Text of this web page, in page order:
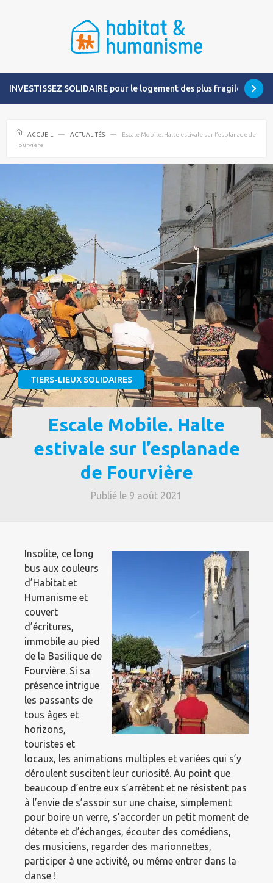
INVESTISSEZ SOLIDAIRE pour le logement des plus fragiles
ACCUEIL ACTUALITÉS
Escale Mobile. Halte estivale sur l’esplanade de
Fourvière
TIERS-LIEUX SOLIDAIRES
Escale Mobile. Halte
estivale sur l’esplanade
de Fourvière
Publié le 9 août 2021
Insolite, ce long
bus aux couleurs
d’Habitat et
Humanisme et
couvert
d’écritures,
immobile au pied
de la Basilique de
Fourvière. Si sa
présence intrigue
les passants de
tous âges et
horizons,
touristes et
locaux, les animations multiples et variées qui s’y
déroulent suscitent leur curiosité. Au point que
beaucoup d’entre eux s’arrêtent et ne résistent pas
à l’envie de s’assoir sur une chaise, simplement
pour boire un verre, s’accorder un petit moment de
détente et d’échanges, écouter des comédiens,
des musiciens, regarder des marionnettes,
participer à une activité, ou même entrer dans la
danse !